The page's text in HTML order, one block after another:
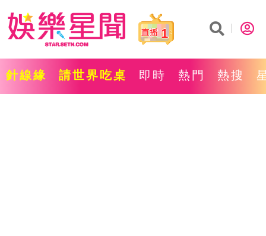
1
針線緣 請世界吃桌 即時 熱門 熱搜